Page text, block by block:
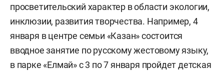
просветительский характер в области экологии,
инклюзии, развития творчества. Например, 4
января в центре семьи «Казан» состоится
вводное занятие по русскому жестовому языку,
в парке «Елмай» с 3 по 7 января пройдет детская